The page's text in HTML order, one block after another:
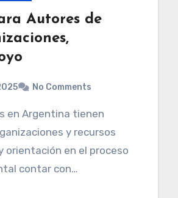
Autores de
No Comments
y recursos
orientación en el proceso
contar con…